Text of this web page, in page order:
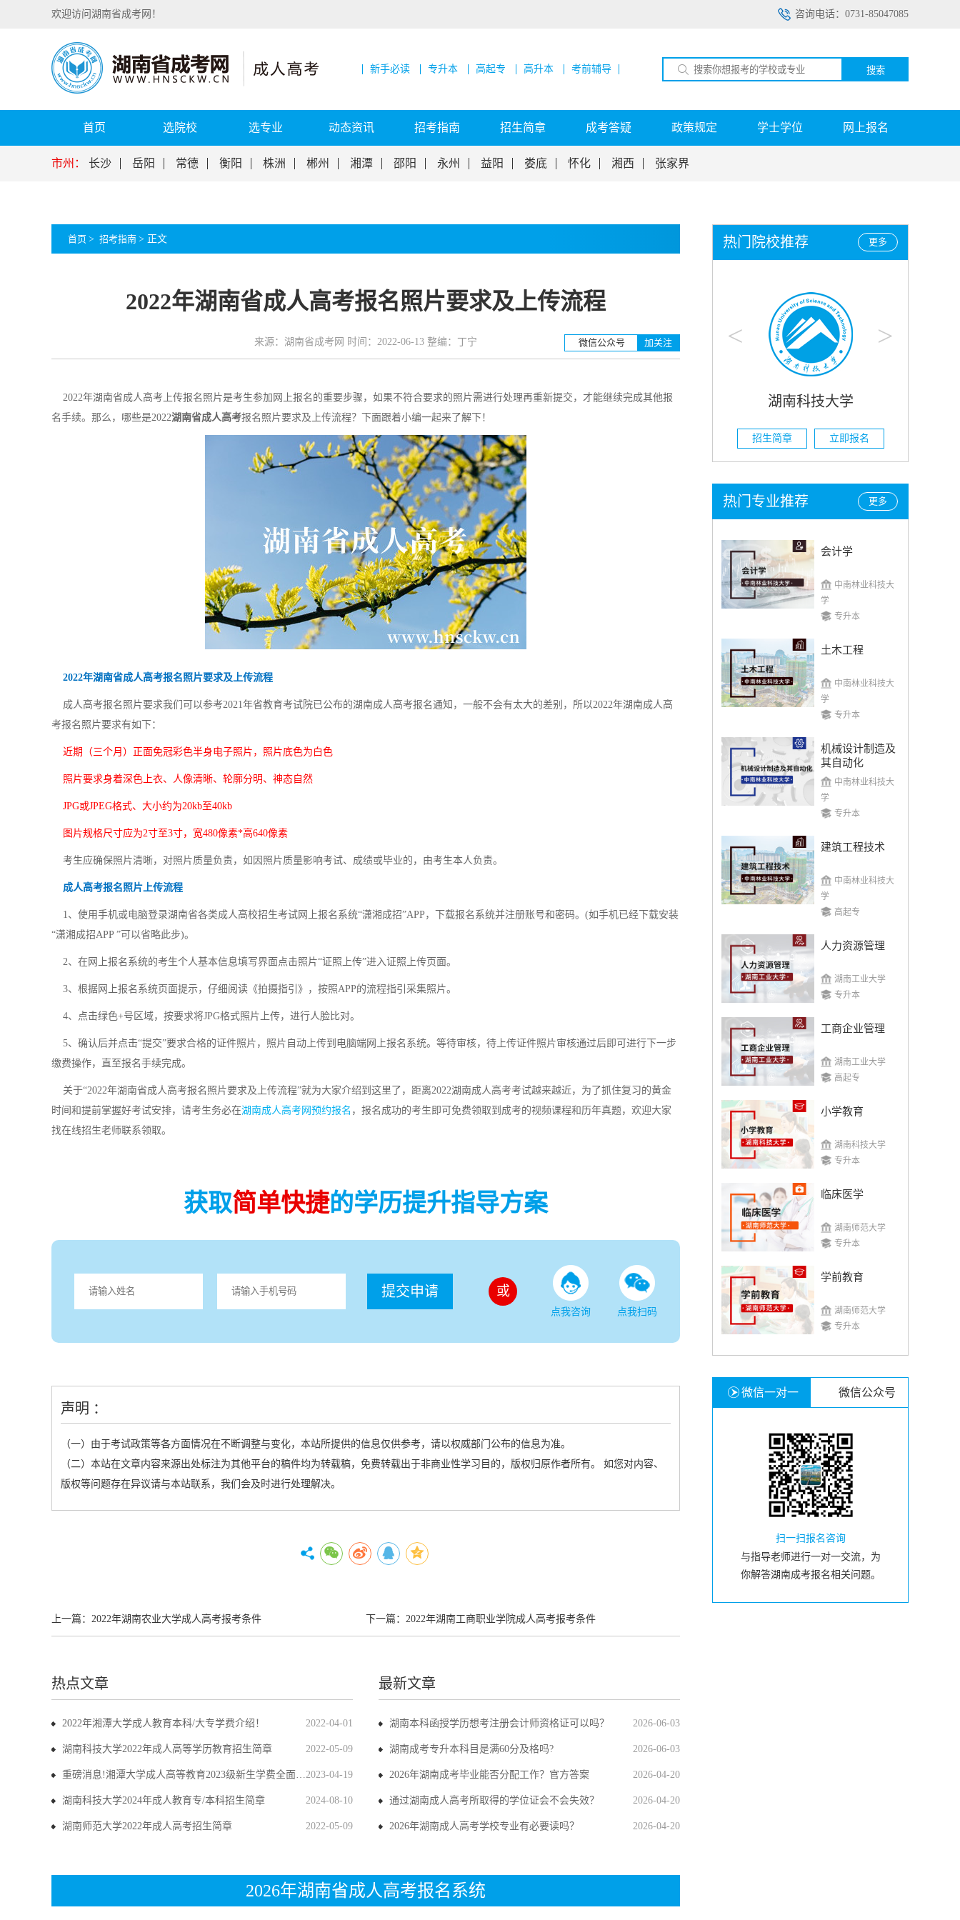
咨询电话：0731-85047085
欢迎访问湖南省成考网！
新手必读 专升本 高起专 高升本 考前辅导 搜索
首页 选院校 选专业 动态资讯 招考指南 招生简章 成考答疑 政策规定 学士学位 网上报名
市州： 长沙 岳阳 常德 衡阳 株洲 郴州 湘潭 邵阳 永州 益阳 娄底 怀化 湘西 张家界
首页 > 招考指南 > 正文
2022年湖南省成人高考报名照片要求及上传流程
来源：湖南省成考网 时间：2022-06-13 整编：丁宁 微信公众号 加关注
2022年湖南省成人高考上传报名照片是考生参加网上报名的重要步骤，如果不符合要求的照片需进行处理再重新提交，才能继续完成其他报
名手续。那么，哪些是2022湖南省成人高考报名照片要求及上传流程？下面跟着小编一起来了解下！
2022年湖南省成人高考报名照片要求及上传流程
成人高考报名照片要求我们可以参考2021年省教育考试院已公布的湖南成人高考报名通知，一般不会有太大的差别，所以2022年湖南成人高
考报名照片要求有如下：
近期（三个月）正面免冠彩色半身电子照片，照片底色为白色
照片要求身着深色上衣、人像清晰、轮廓分明、神态自然
JPG或JPEG格式、大小约为20kb至40kb
图片规格尺寸应为2寸至3寸，宽480像素*高640像素
考生应确保照片清晰，对照片质量负责，如因照片质量影响考试、成绩或毕业的，由考生本人负责。
成人高考报名照片上传流程
1、使用手机或电脑登录湖南省各类成人高校招生考试网上报名系统“潇湘成招”APP，下载报名系统并注册账号和密码。(如手机已经下载安装
“潇湘成招APP ”可以省略此步)。
2、在网上报名系统的考生个人基本信息填写界面点击照片“证照上传”进入证照上传页面。
3、根据网上报名系统页面提示，仔细阅读《拍摄指引》，按照APP的流程指引采集照片。
4、点击绿色+号区域，按要求将JPG格式照片上传，进行人脸比对。
5、确认后并点击“提交”要求合格的证件照片，照片自动上传到电脑端网上报名系统。等待审核，待上传证件照片审核通过后即可进行下一步
缴费操作，直至报名手续完成。
关于“2022年湖南省成人高考报名照片要求及上传流程”就为大家介绍到这里了，距离2022湖南成人高考考试越来越近，为了抓住复习的黄金
时间和提前掌握好考试安排，请考生务必在湖南成人高考网预约报名 ，报名成功的考生即可免费领取到成考的视频课程和历年真题，欢迎大家
找在线招生老师联系领取。
获取简单快捷的学历提升指导方案
提交申请 或
点我咨询 点我扫码
声明 ：
（一）由于考试政策等各方面情况在不断调整与变化，本站所提供的信息仅供参考，请以权威部门公布的信息为准。
（二）本站在文章内容来源出处标注为其他平台的稿件均为转载稿，免费转载出于非商业性学习目的，版权归原作者所有。 如您对内容、
版权等问题存在异议请与本站联系，我们会及时进行处理解决。
上一篇： 2022年湖南农业大学成人高考报考条件 下一篇： 2022年湖南工商职业学院成人高考报考条件
热点文章
2022-04-01
2022年湘潭大学成人教育本科/大专学费介绍！
2022-05-09
湖南科技大学2022年成人高等学历教育招生简章
2023-04-19
重磅消息!湘潭大学成人高等教育2023级新生学费全面上调
2024-08-10
湖南科技大学2024年成人教育专/本科招生简章
2022-05-09
湖南师范大学2022年成人高考招生简章
最新文章
2026-06-03
湖南本科函授学历想考注册会计师资格证可以吗？
2026-06-03
湖南成考专升本科目是满60分及格吗?
2026-04-20
2026年湖南成考毕业能否分配工作？官方答案
2026-04-20
通过湖南成人高考所取得的学位证会不会失效？
2026-04-20
2026年湖南成人高考学校专业有必要读吗？
2026年湖南省成人高考报名系统
更多
热门院校推荐
< >
湖南工业大学
招生简章 立即报名
湖南科技大学 湖南农业大学
招生简章 立即报名
更多
热门专业推荐
会计学
中南林业科技大
学
专升本
土木工程
中南林业科技大
学
专升本
机械设计制造及
其自动化
中南林业科技大
学
专升本
建筑工程技术
中南林业科技大
学
高起专
人力资源管理
湖南工业大学
专升本
工商企业管理
湖南工业大学
高起专
小学教育
湖南科技大学
专升本
临床医学
湖南师范大学
专升本
学前教育
湖南师范大学
专升本
微信一对一 微信公众号
扫一扫报名咨询
与指导老师进行一对一交流，为
你解答湖南成考报名相关问题。